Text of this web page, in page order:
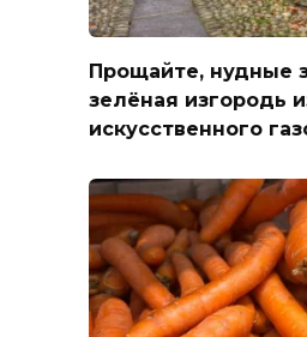
Прощайте, нудные
зелёная изгородь
искусственного